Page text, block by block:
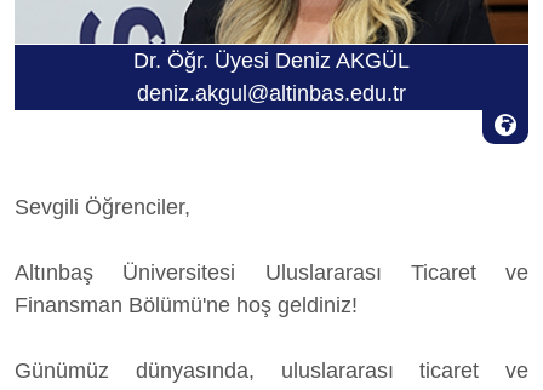
Dr. Öğr. Üyesi Deniz AKGÜL
deniz.akgul@altinbas.edu.tr
Sevgili Öğrenciler,
Altınbaş Üniversitesi Uluslararası Ticaret ve
Finansman Bölümü'ne hoş geldiniz!
Günümüz dünyasında, uluslararası ticaret ve